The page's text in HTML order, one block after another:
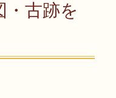
・古跡を